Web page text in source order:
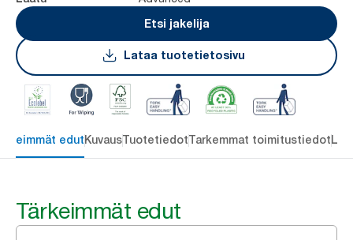
Etsi jakelija
Lataa tuotetietosivu
edutKuvausTuotetiedotTarkemmat toimitustiedot
Tärkeimmät edut